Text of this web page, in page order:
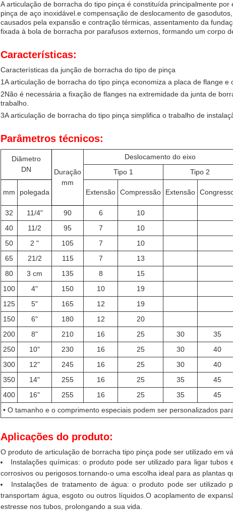
A articulação de borracha do tipo pinça é constituída principalmente
pinça de aço inoxidável.e compensação de deslocamento de
causados pela expansão e contração térmicas, assentamento da
fixada à bola de borracha por parafusos externos, formando um corpo
Características:
Características da junção de borracha do tipo de pinça
1A articulação de borracha do tipo pinça economiza a placa de flange e
2Não é necessária a fixação de flanges na extremidade da junta de
trabalho.
3A articulação de borracha do tipo pinça simplifica o trabalho de
Parâmetros técnicos:
Diâmetro
DN
Duração
mm
Deslocamento do eixo
Tipo 1 Tipo 2
mm polegada Extensão Compressão Extensão
32
11/4" 90 6 10
40
11/2 95 7 10
50
2 " 105 7 10
65
21/2 115 7 13
80
3 cm 135 8 15
100
4" 150 10 19
125
5" 165 12 19
150
6" 180 12 20
200
8" 210 16 25 30 35
250
10" 230 16 25 30 40
300
12" 245 16 25 30 40
350
14" 255 16 25 35 45
400
16" 255 16 25 35 45
• O tamanho e o comprimento especiais podem ser personalizados
Aplicações do produto:
O produto de articulação de borracha tipo pinça pode ser utilizado em
Instalações químicas: o produto pode ser utilizado para ligar
corrosivos ou perigosos.tornando-o uma escolha ideal para as plantas
Instalações de tratamento de água: o produto pode ser
transportam água, esgoto ou outros líquidos.O acoplamento de
estresse nos tubos, prolongando a sua vida.